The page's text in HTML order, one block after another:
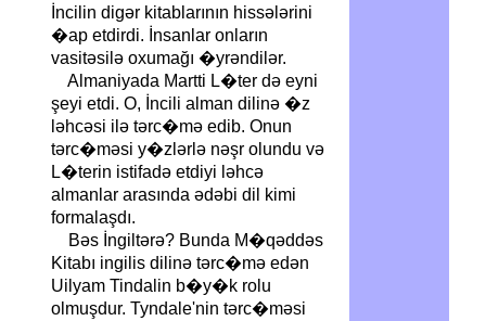
İncilin digər kitablarının hissələrini
�ap etdirdi. İnsanlar onların
vasitəsilə oxumağı �yrəndilər.
Almaniyada Martti L�ter də eyni
şeyi etdi. O, İncili alman dilinə �z
ləhcəsi ilə tərc�mə edib. Onun
tərc�məsi y�zlərlə nəşr olundu və
L�terin istifadə etdiyi ləhcə
almanlar arasında ədəbi dil kimi
formalaşdı.
Bəs İngiltərə? Bunda M�qəddəs
Kitabı ingilis dilinə tərc�mə edən
Uilyam Tindalin b�y�k rolu
olmuşdur. Tyndale'nin tərc�məsi